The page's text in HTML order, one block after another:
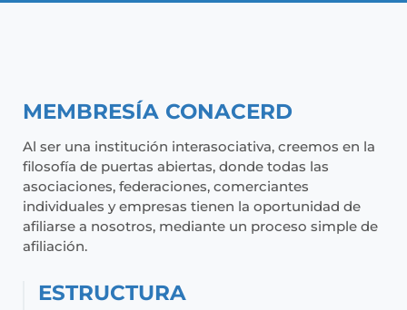
MEMBRESÍA CONACERD
Al ser una institución interasociativa, creemos en la
filosofía de puertas abiertas, donde todas las
asociaciones, federaciones, comerciantes
individuales y empresas tienen la oportunidad de
afiliarse a nosotros, mediante un proceso simple de
afiliación.
ESTRUCTURA